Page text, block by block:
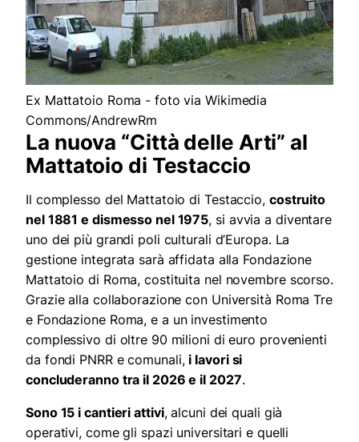
Ex Mattatoio Roma - foto via Wikimedia
Commons/AndrewRm
La nuova “Città delle Arti” al
Mattatoio di Testaccio
Il complesso del Mattatoio di Testaccio, costruito
nel 1881 e dismesso nel 1975, si avvia a diventare
uno dei più grandi poli culturali d’Europa. La
gestione integrata sarà affidata alla Fondazione
Mattatoio di Roma, costituita nel novembre scorso.
Grazie alla collaborazione con Università Roma Tre
e Fondazione Roma, e a un investimento
complessivo di oltre 90 milioni di euro provenienti
da fondi PNRR e comunali, i lavori si
concluderanno tra il 2026 e il 2027.
Sono 15 i cantieri attivi, alcuni dei quali già
operativi, come gli spazi universitari e quelli